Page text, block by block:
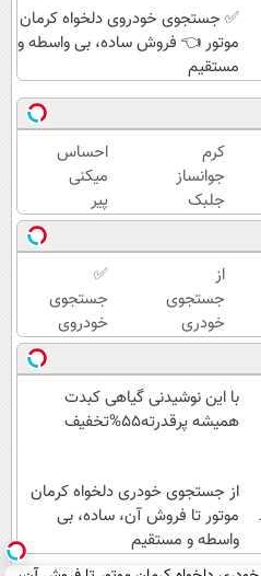
✅ جستجوی خودروی دلخواه کرمان
موتور 👈 فروش ساده، بی واسطه و
مستقیم
کرم
جوانساز
جلبک
اسپیرولینا
🔥 (تحت
لیسانس
آلمان)
احساس
میکنی
پیر
شدی؟
جوانی
رو با
جوانساز
جلبک
تجربه
کن
از
جستجوی
خودری
دلخواه
کرمان
موتور تا
فروش
واسطه و
مستقیم
✅
جستجوی
خودروی
دلخواه
کرمان
موتور 👈
فروش
مستقیم
با این نوشیدنی گیاهی کبدت
همیشه پرقدرته55%تخفیف
از جستجوی خودری دلخواه کرمان
موتور تا فروش آن، ساده، بی
واسطه و مستقیم